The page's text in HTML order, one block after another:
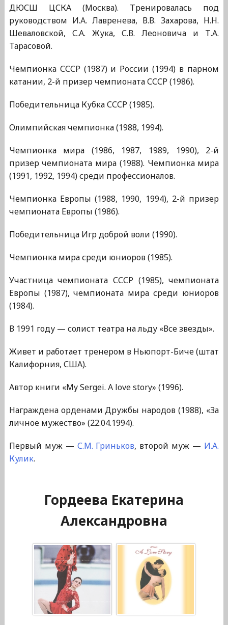
ДЮСШ ЦСКА (Москва). Тренировалась под
руководством И.А. Лавренева, В.В. Захарова, Н.Н.
Шеваловской, С.А. Жука, С.В. Леоновича и Т.А.
Тарасовой.
Чемпионка СССР (1987) и России (1994) в парном
катании, 2-й призер чемпионата СССР (1986).
Победительница Кубка СССР (1985).
Олимпийская чемпионка (1988, 1994).
Чемпионка мира (1986, 1987, 1989, 1990), 2-й
призер чемпионата мира (1988). Чемпионка мира
(1991, 1992, 1994) среди профессионалов.
Чемпионка Европы (1988, 1990, 1994), 2-й призер
чемпионата Европы (1986).
Победительница Игр доброй воли (1990).
Чемпионка мира среди юниоров (1985).
Участница чемпионата СССР (1985), чемпионата
Европы (1987), чемпионата мира среди юниоров
(1984).
В 1991 году — солист театра на льду «Все звезды».
Живет и работает тренером в Ньюпорт-Биче (штат
Калифорния, США).
Автор книги «My Sergei. A love story» (1996).
Награждена орденами Дружбы народов (1988), «За
личное мужество» (22.04.1994).
Первый муж — С.М. Гриньков, второй муж — И.А.
Кулик.
Гордеева Екатерина
Александровна